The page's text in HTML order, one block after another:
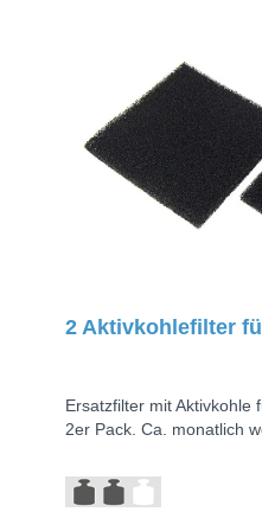
2 Aktivkohlefilter
Ersatzfilter mit Aktivkohle
2er Pack. Ca. monatlich